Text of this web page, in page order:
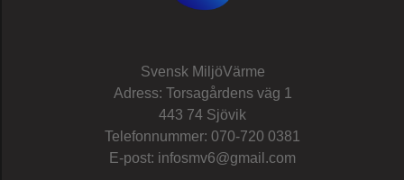
Svensk MiljöVärme
Adress: Torsagårdens väg 1
443 74 Sjövik
Telefonnummer: 070-720 0381
E-post: infosmv6@gmail.com